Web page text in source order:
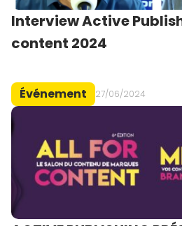
Interview Active
content 2024
Événement 27/06/2024